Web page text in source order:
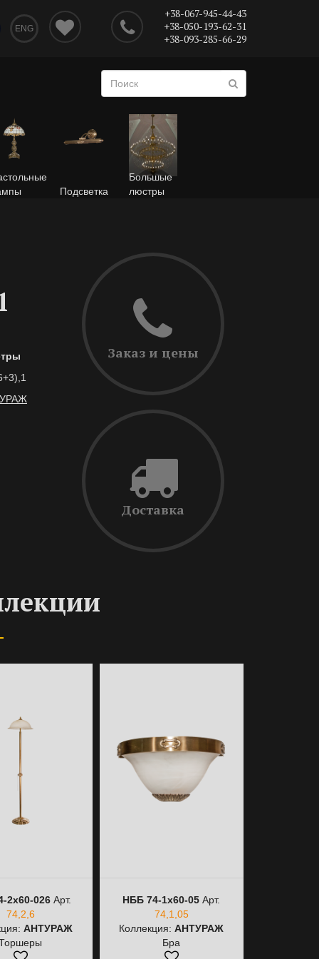
ENG
+38-067-945-44-43
+38-050-193-62-31
+38-093-285-66-29
Подсветка
Большые
люстры
Заказ и цены
Доставка
2х60-026Арт.
74,2,6
АНТУРАЖ
НББ 74-1х60-05 Арт.
74,1,05
Коллекция: АНТУРАЖ
Бра